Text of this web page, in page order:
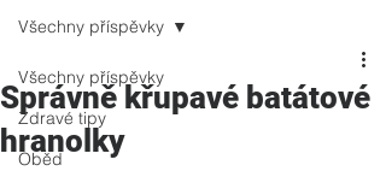
Všechny příspěvky
Zdravé tipy
Oběd
Všechny příspěvky
Správně křupavé batátové
hranolky